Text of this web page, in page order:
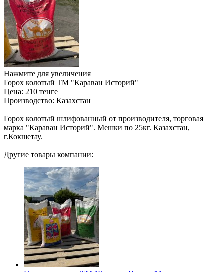
Нажмите для увеличения
Горох колотый ТМ "Караван Историй"
Цена: 210 тенге
Производство: Казахстан
Горох колотый шлифованный от производителя, торговая
марка "Караван Историй". Мешки по 25кг. Казахстан,
г.Кокшетау.
Другие товары компании: